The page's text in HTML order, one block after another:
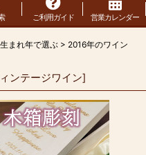
ご利用ガイド 営業カレンダー
生まれ年で選ぶ > 2016年のワイン
ンテージワイン]